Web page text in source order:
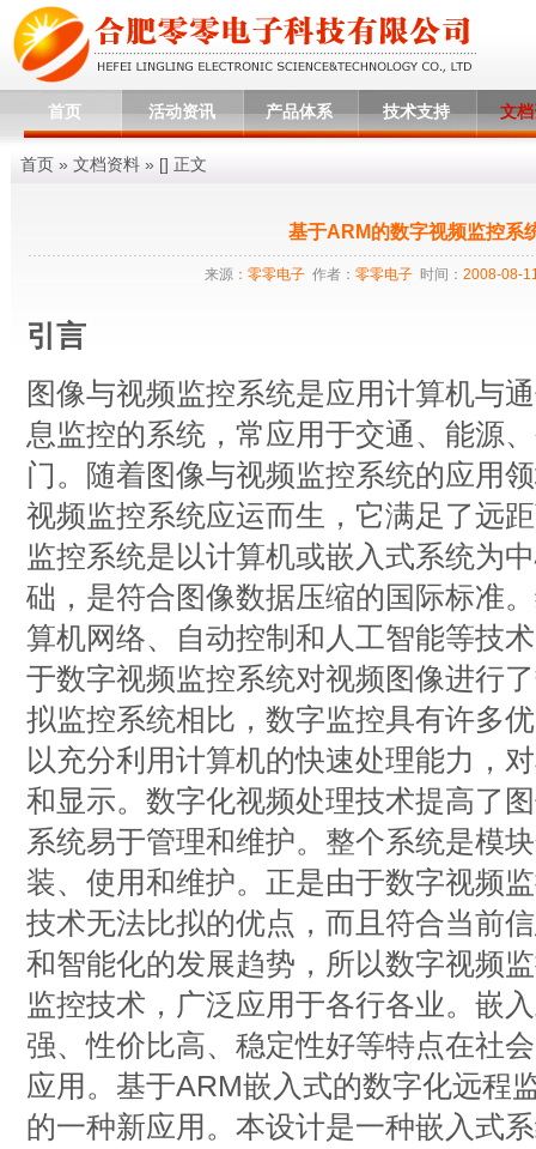
首页 活动资讯 产品体系 技术支持 文
首页 » 文档资料 » [] 正文
基于ARM的数字视频监控系
来源： 零零电子 作者： 零零电子 时间： 2008-08-
引言
图像与视频监控系统是应用计算机与
息监控的系统，常应用于交通、能源
门。随着图像与视频监控系统的应用
视频监控系统应运而生，它满足了远
监控系统是以计算机或嵌入式系统为
础，是符合图像数据压缩的国际标准
算机网络、自动控制和人工智能等技
于数字视频监控系统对视频图像进行
拟监控系统相比，数字监控具有许多
以充分利用计算机的快速处理能力，
和显示。数字化视频处理技术提高了
系统易于管理和维护。整个系统是模
装、使用和维护。正是由于数字视频
技术无法比拟的优点，而且符合当前
和智能化的发展趋势，所以数字视频
监控技术，广泛应用于各行各业。嵌
强、性价比高、稳定性好等特点在社
应用。基于ARM嵌入式的数字化远程
的一种新应用。本设计是一种嵌入式